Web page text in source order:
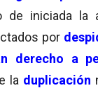
de iniciada la
por
derecho a
la duplicación